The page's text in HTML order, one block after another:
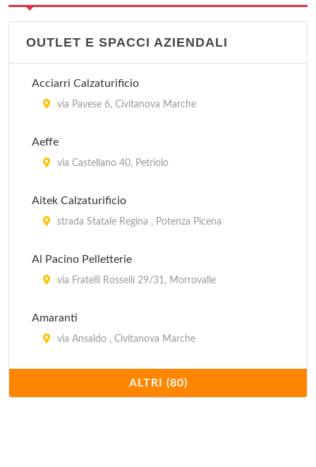
OUTLET E SPACCI AZIENDALI
Acciarri Calzaturificio
via Pavese 6, Civitanova Marche
Aeffe
via Castellano 40, Petriolo
Aitek Calzaturificio
strada Statale Regina , Potenza Picena
Al Pacino Pelletterie
via Fratelli Rosselli 29/31, Morrovalle
Amaranti
via Ansaldo , Civitanova Marche
contrada Cisterna 84/85, Tolentino
ALTRI (80)